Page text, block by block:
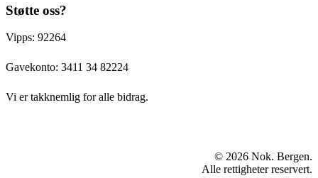
Støtte oss?
Vipps: 92264
Gavekonto: 3411 34 82224
Vi er takknemlig for alle bidrag.
© 2026 Nok. Bergen.
Alle rettigheter reservert.